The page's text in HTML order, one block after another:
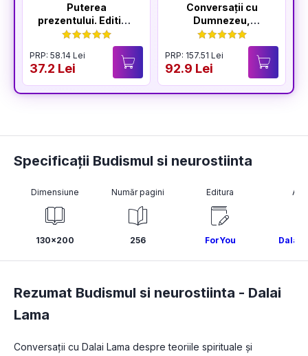
Puterea
prezentului. Editia a
VI-a
PRP: 58.14 Lei
37.2 Lei
Conversații cu
Dumnezeu,
volumele I-IV
PRP: 157.51 Lei
92.9 Lei
Specificații Budismul si neurostiinta
Dimensiune
130x200
Număr pagini
256
Editura
ForYou Dalai
Rezumat Budismul si neurostiinta - Dalai
Lama
Conversații cu Dalai Lama despre teoriile spirituale și